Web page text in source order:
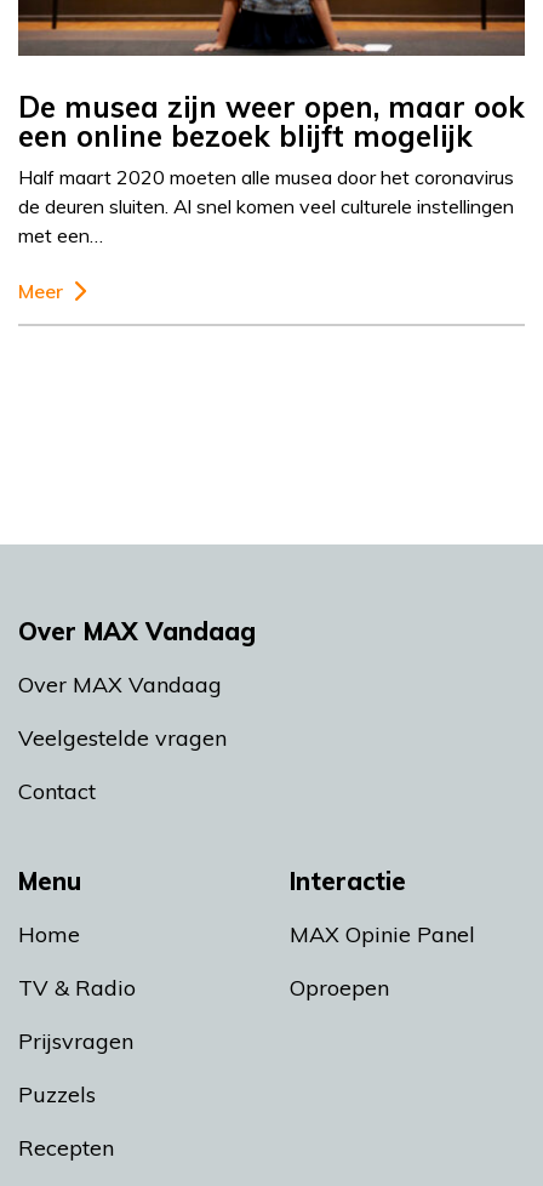
De musea zijn weer open, maar ook
een online bezoek blijft mogelijk
Half maart 2020 moeten alle musea door het coronavirus
de deuren sluiten. Al snel komen veel culturele instellingen
met een…
Meer
Menu
Home
TV & Radio
Prijsvragen
Puzzels
Recepten
Interactie
MAX Opinie Panel
Oproepen
Over MAX Vandaag
Over MAX Vandaag
Veelgestelde vragen
Contact